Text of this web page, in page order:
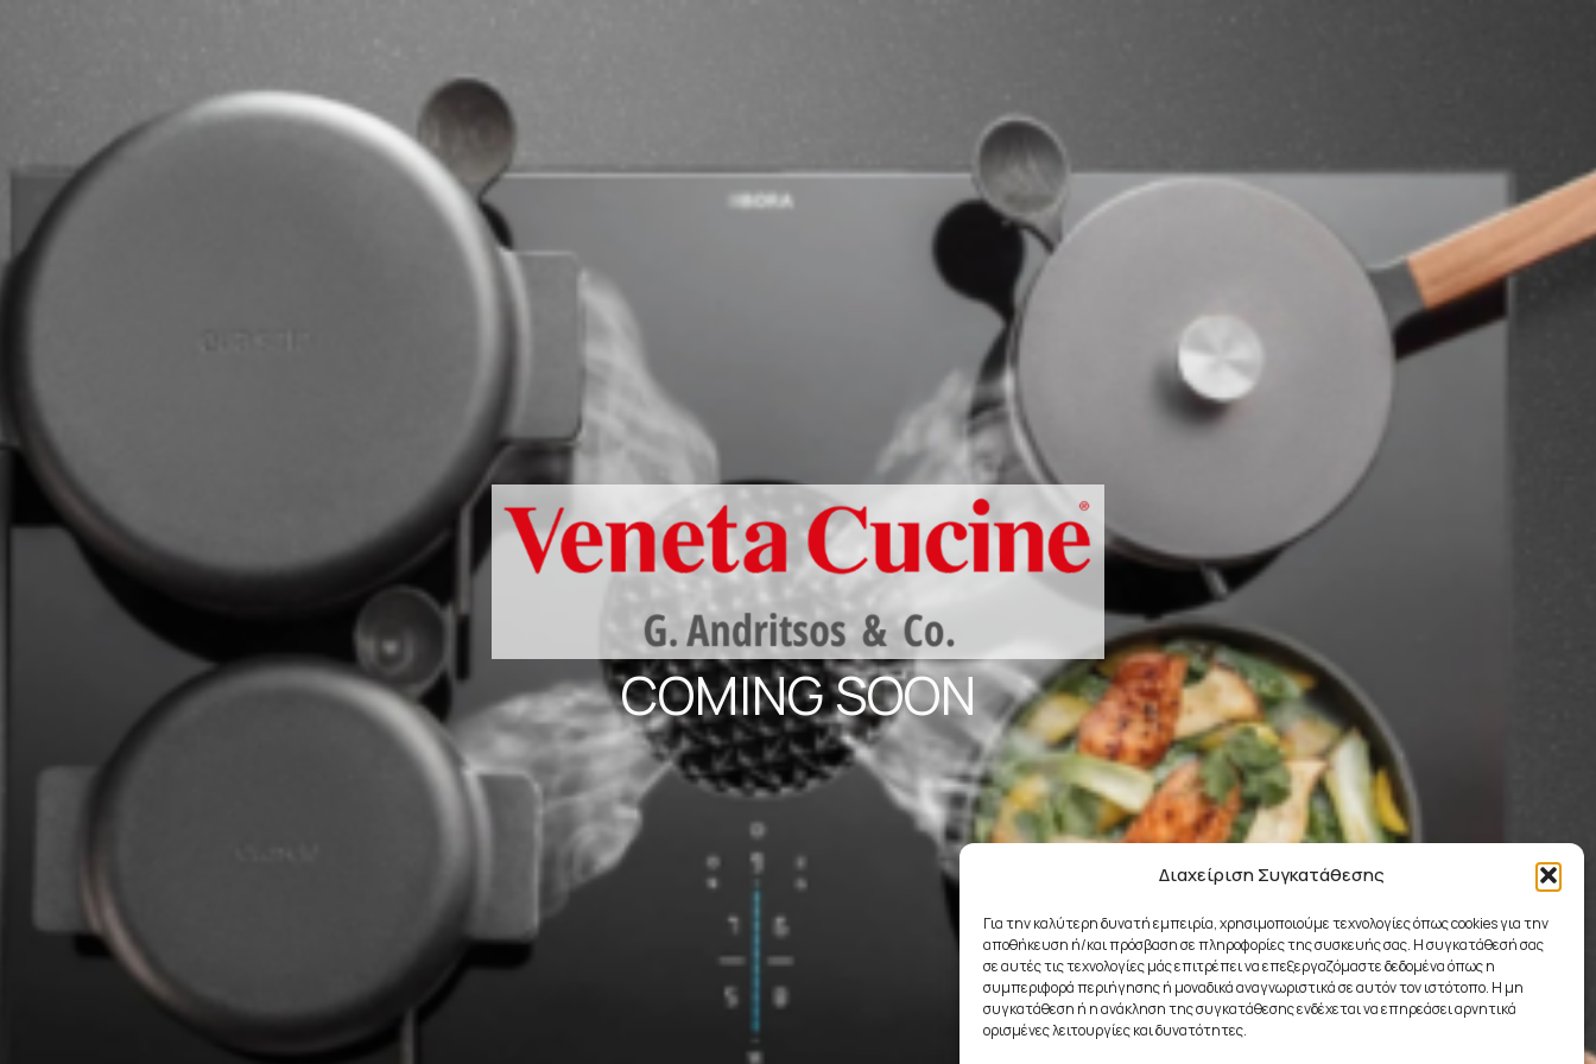
Διαχείριση Συγκατάθεσης
Για την καλύτερη δυνατή εμπειρία, χρησιμοποιούμε τεχνολογίες όπως cookies για την
αποθήκευση ή/και πρόσβαση σε πληροφορίες της συσκευής σας. Η συγκατάθεσή σας
σε αυτές τις τεχνολογίες μάς επιτρέπει να επεξεργαζόμαστε δεδομένα όπως η
συμπεριφορά περιήγησης ή μοναδικά αναγνωριστικά σε αυτόν τον ιστότοπο. Η μη
συγκατάθεση ή η ανάκληση της συγκατάθεσης ενδέχεται να επηρεάσει αρνητικά
ορισμένες λειτουργίες και δυνατότητες.
COMING SOON